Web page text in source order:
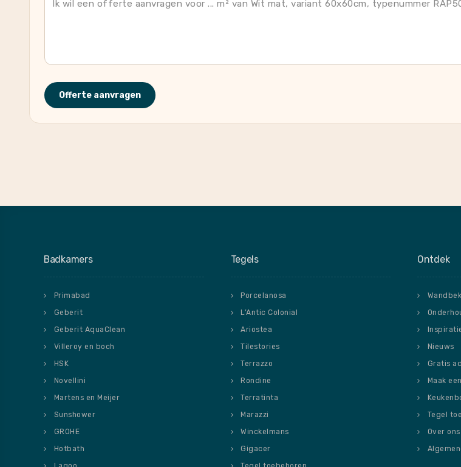
Offerte aanvragen
Badkamers
Primabad
Geberit
Geberit AquaClean
Villeroy en boch
HSK
Novellini
Martens en Meijer
Sunshower
GROHE
Hotbath
Tegels
Porcelanosa
L’Antic Colonial
Ariostea
Tilestories
Terrazzo
Rondine
Terratinta
Marazzi
Winckelmans
Gigacer
Ontdek
Nieuws
Gratis
Maak
Tegel
Over ons